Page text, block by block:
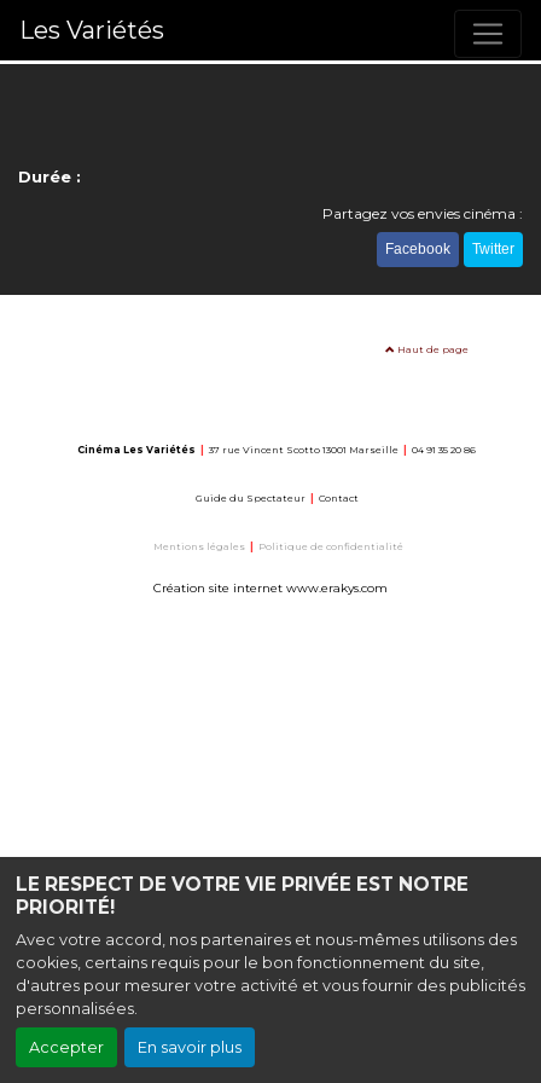
LE RESPECT DE VOTRE VIE PRIVÉE EST NOTRE
PRIORITÉ!
Avec votre accord, nos partenaires et nous-mêmes utilisons des
cookies, certains requis pour le bon fonctionnement du site,
d'autres pour mesurer votre activité et vous fournir des publicités
personnalisées.
Accepter En savoir plus
Les Variétés
Durée :
Partagez vos envies cinéma :
Facebook Twitter
Haut de page
Cinéma Les Variétés 37 rue Vincent Scotto 13001 Marseille 04 91 35 20 86
Guide du Spectateur Contact
Mentions légales Politique de confidentialité
Création site internet www.erakys.com